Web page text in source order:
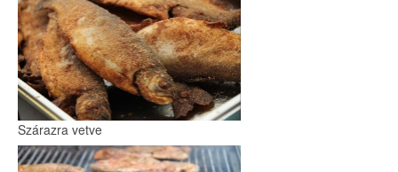
Szárazra vetve